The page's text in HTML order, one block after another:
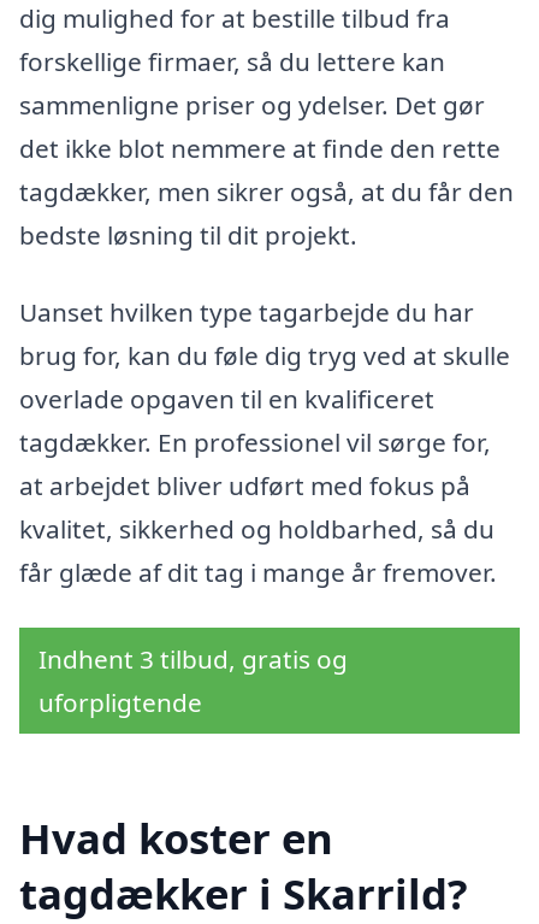
dig mulighed for at bestille tilbud fra
forskellige firmaer, så du lettere kan
sammenligne priser og ydelser. Det gør
det ikke blot nemmere at finde den rette
tagdækker, men sikrer også, at du får den
bedste løsning til dit projekt.
Uanset hvilken type tagarbejde du har
brug for, kan du føle dig tryg ved at skulle
overlade opgaven til en kvalificeret
tagdækker. En professionel vil sørge for,
at arbejdet bliver udført med fokus på
kvalitet, sikkerhed og holdbarhed, så du
får glæde af dit tag i mange år fremover.
Indhent 3 tilbud, gratis og
uforpligtende
Hvad koster en
tagdækker i Skarrild?